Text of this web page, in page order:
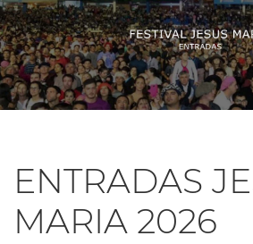
ENTRADAS
MARIA 2026